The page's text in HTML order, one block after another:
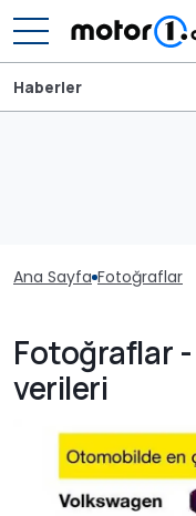
Haberler
Ana Sayfa Fotoğraflar
Fotoğraflar
verileri